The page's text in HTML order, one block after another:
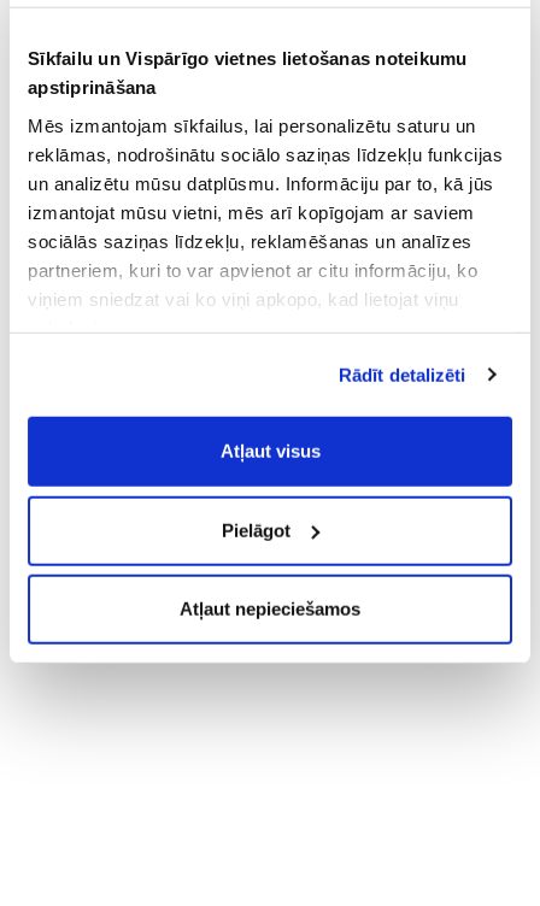
Sīkfailu un Vispārīgo vietnes lietošanas noteikumu
apstiprināšana
Mēs izmantojam sīkfailus, lai personalizētu saturu un
reklāmas, nodrošinātu sociālo saziņas līdzekļu funkcijas
un analizētu mūsu datplūsmu. Informāciju par to, kā jūs
izmantojat mūsu vietni, mēs arī kopīgojam ar saviem
sociālās saziņas līdzekļu, reklamēšanas un analīzes
partneriem, kuri to var apvienot ar citu informāciju, ko
viņiem sniedzat vai ko viņi apkopo, kad lietojat viņu
Vispārīgiem vietnes lietošanas
noteikumiem(saīsināti - VVLN).
Rādīt detalizēti
Atļaut visus
Pielāgot
Atļaut nepieciešamos